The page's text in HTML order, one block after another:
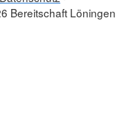
Bereitschaft Löningen